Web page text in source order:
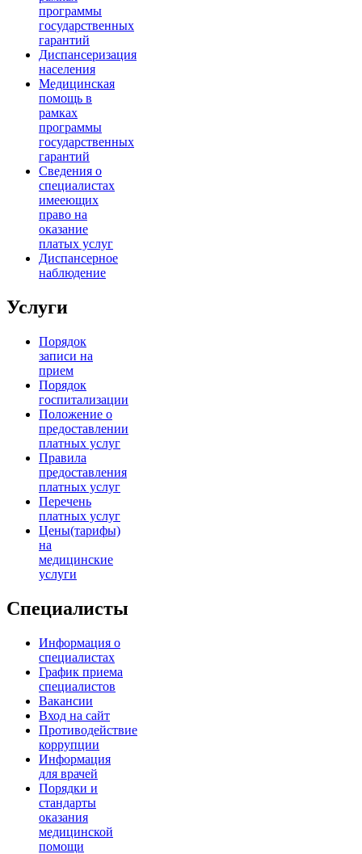
программы
государственных
гарантий
Диспансеризация
населения
Медицинская
помощь в
рамках
программы
государственных
гарантий
Сведения о
специалистах
имееющих
право на
оказание
платых услуг
Диспансерное
наблюдение
Услуги
Порядок
записи на
прием
Порядок
госпитализации
Положение о
предоставлении
платных услуг
Правила
предоставления
платных услуг
Перечень
платных услуг
Цены(тарифы)
на
медицинские
услуги
Специалисты
Информация о
специалистах
График приема
специалистов
Вакансии
Вход на сайт
Противодействие
коррупции
Информация
для врачей
Порядки и
стандарты
оказания
медицинской
помощи